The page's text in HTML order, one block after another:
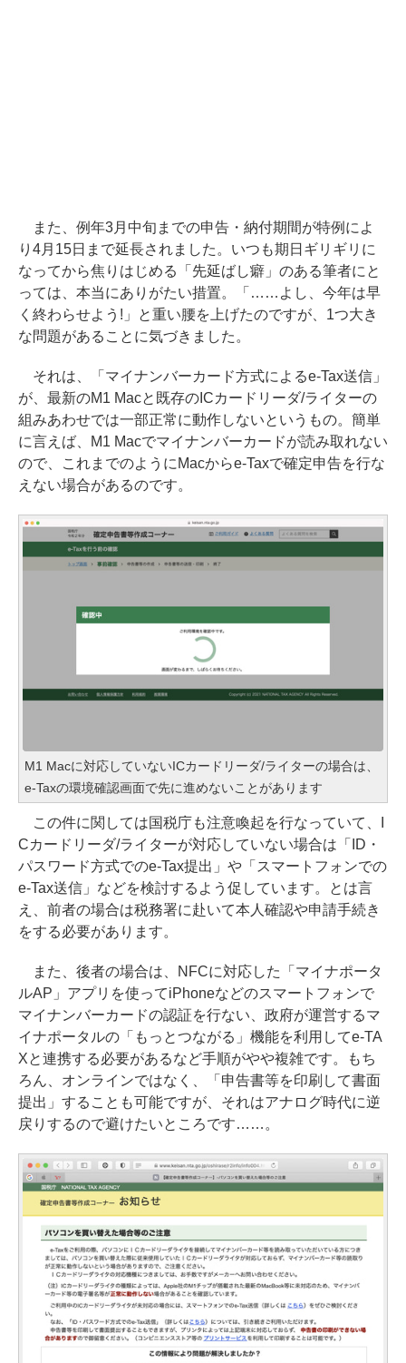
また、例年3月中旬までの申告・納付期間が特例によ
り4月15日まで延長されました。いつも期日ギリギリに
なってから焦りはじめる「先延ばし癖」のある筆者にと
っては、本当にありがたい措置。「……よし、今年は早
く終わらせよう!」と重い腰を上げたのですが、1つ大き
な問題があることに気づきました。
それは、「マイナンバーカード方式によるe-Tax送信」
が、最新のM1 Macと既存のICカードリーダ/ライターの
組みあわせでは一部正常に動作しないというもの。簡単
に言えば、M1 Macでマイナンバーカードが読み取れない
ので、これまでのようにMacからe-Taxで確定申告を行な
えない場合があるのです。
M1 Macに対応していないICカードリーダ/ライターの場合は、
e-Taxの環境確認画面で先に進めないことがあります
この件に関しては国税庁も注意喚起を行なっていて、I
Cカードリーダ/ライターが対応していない場合は「ID・
パスワード方式でのe-Tax提出」や「スマートフォンでの
e-Tax送信」などを検討するよう促しています。とは言
え、前者の場合は税務署に赴いて本人確認や申請手続き
をする必要があります。
また、後者の場合は、NFCに対応した「マイナポータ
ルAP」アプリを使ってiPhoneなどのスマートフォンで
マイナンバーカードの認証を行ない、政府が運営するマ
イナポータルの「もっとつながる」機能を利用してe-TA
Xと連携する必要があるなど手順がやや複雑です。もち
ろん、オンラインではなく、「申告書等を印刷して書面
提出」することも可能ですが、それはアナログ時代に逆
戻りするので避けたいところです……。